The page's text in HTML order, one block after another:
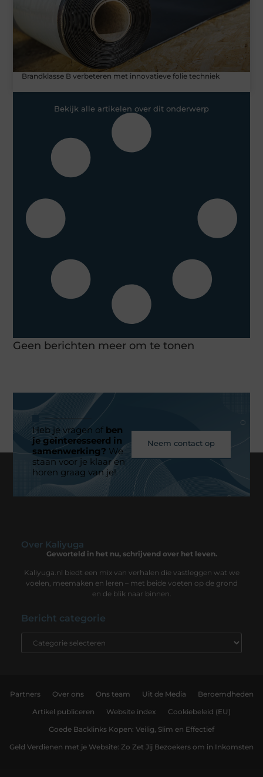
Brandklasse B verbeteren met innovatieve folie techniek
Bekijk alle artikelen over dit onderwerp
Geen berichten meer om te tonen
Heb je vragen ofben
je geïnteresseerd in
samenwerking? We
staan voor je klaar en
horen graag van je!
Neem contact op
Over Kaliyuga
Geworteld in het nu, schrijvend over het leven.
Kaliyuga.nl biedt een mix van verhalen die vastleggen wat we
voelen, meemaken en leren – met beide voeten op de grond
en de blik naar binnen.
Bericht categorie
Partners Over ons Ons team Uit de Media Beroemdheden
Artikel publiceren Website index Cookiebeleid (EU)
Goede Backlinks Kopen: Veilig, Slim en Effectief
Geld Verdienen met je Website: Zo Zet Jij Bezoekers om in Inkomsten